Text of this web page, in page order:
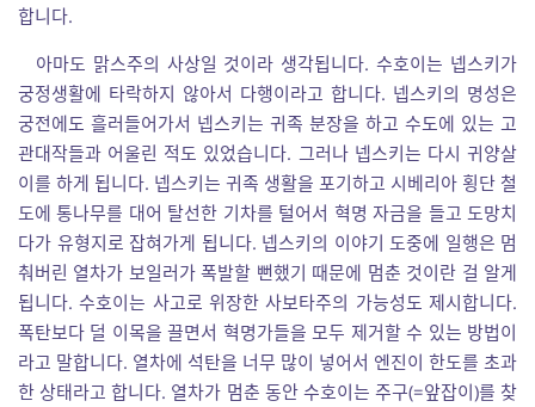
합니다.
아마도 맑스주의 사상일 것이라 생각됩니다. 수호이는 넵스키가
궁정생활에 타락하지 않아서 다행이라고 합니다. 넵스키의 명성은
궁전에도 흘러들어가서 넵스키는 귀족 분장을 하고 수도에 있는 고
관대작들과 어울린 적도 있었습니다. 그러나 넵스키는 다시 귀양살
이를 하게 됩니다. 넵스키는 귀족 생활을 포기하고 시베리아 횡단 철
도에 통나무를 대어 탈선한 기차를 털어서 혁명 자금을 들고 도망치
다가 유형지로 잡혀가게 됩니다. 넵스키의 이야기 도중에 일행은 멈
춰버린 열차가 보일러가 폭발할 뻔했기 때문에 멈춘 것이란 걸 알게
됩니다. 수호이는 사고로 위장한 사보타주의 가능성도 제시합니다.
폭탄보다 덜 이목을 끌면서 혁명가들을 모두 제거할 수 있는 방법이
라고 말합니다. 열차에 석탄을 너무 많이 넣어서 엔진이 한도를 초과
한 상태라고 합니다. 열차가 멈춘 동안 수호이는 주구(=앞잡이)를 찾